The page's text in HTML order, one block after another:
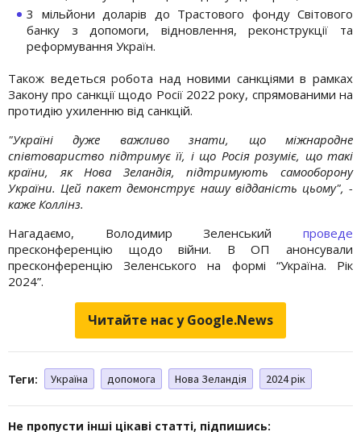
3 мільйони доларів до Трастового фонду Світового
банку з допомоги, відновлення, реконструкції та
реформування Україн.
Також ведеться робота над новими санкціями в рамках
Закону про санкції щодо Росії 2022 року, спрямованими на
протидію ухиленню від санкцій.
"Україні дуже важливо знати, що міжнародне
співтовариство підтримує її, і що Росія розуміє, що такі
країни, як Нова Зеландія, підтримують самооборону
України. Цей пакет демонструє нашу відданість цьому", -
каже Коллінз.
Нагадаємо, Володимир Зеленський проведе
пресконференцію щодо війни. В ОП анонсували
пресконференцію Зеленського на формі “Україна. Рік
2024”.
Читайте нас у Google.News
Теги: Україна допомога Нова Зеландія 2024 рік
Не пропусти інші цікаві статті, підпишись: